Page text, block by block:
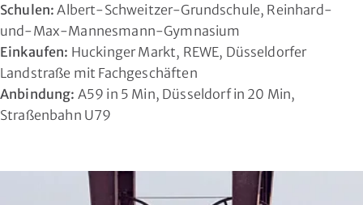
Schulen: Albert-Schweitzer-Grundschule, Reinhard-
und-Max-Mannesmann-Gymnasium
Einkaufen: Huckinger Markt, REWE, Düsseldorfer
Landstraße mit Fachgeschäften
Anbindung: A59 in 5 Min, Düsseldorf in 20 Min,
Straßenbahn U79